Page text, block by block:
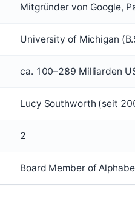
Mitgründer von Google,
University of Michigan
ca. 100–289 Milliarden
Lucy Southworth (seit
2
Board Member of